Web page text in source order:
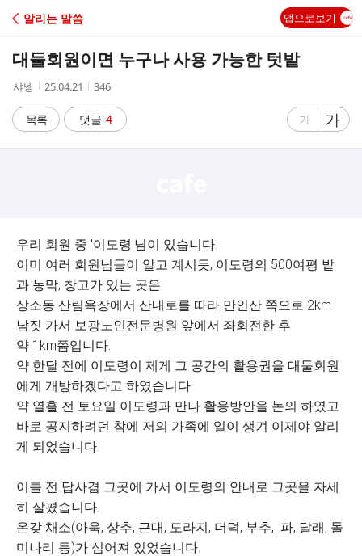
C
A
알리는 말씀 앱으로보기
대둘회원이면 누구나 사용 가능한 텃밭
작
자
샤넹
작
시
간
25.04.21
조
수
346
목록 댓글 4
글
가
글
자
가
우리 회원 중 '이도령'님이 있습니다.
이미 여러 회원님들이 알고 계시듯, 이도령의 500여평 밭
과 농막, 창고가 있는 곳은
상소동 산림욕장에서 산내로를 따라 만인산 쪽으로 2km
남짓 가서 보광노인전문병원 앞에서 좌회전한 후
약 1km쯤입니다.
약 한달 전에 이도령이 제게 그 공간의 활용권을 대둘회원
에게 개방하겠다고 하였습니다.
약 열흘 전 토요일 이도령과 만나 활용방안을 논의 하였고
바로 공지하려던 참에 저의 가족에 일이 생겨 이제야 알리
게 되었습니다.
이틀 전 답사겸 그곳에 가서 이도령의 안내로 그곳을 자세
히 살폈습니다.
온갖 채소(아욱, 상추, 근대, 도라지, 더덕, 부추, 파, 달래, 돌
미나리 등)가 심어져 있었습니다.